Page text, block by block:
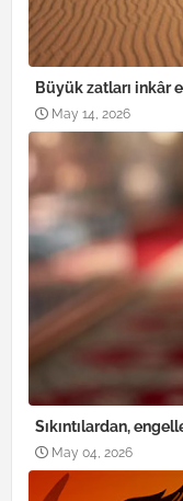
Büyük zatları inkâr
May 14, 2026
Sıkıntılardan,
May 04, 2026